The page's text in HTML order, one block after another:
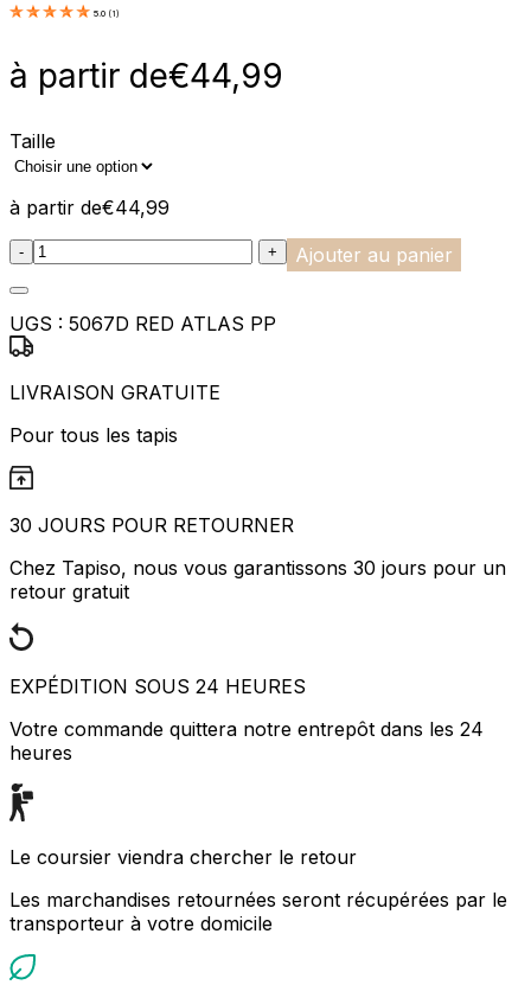
5.0 (1 )
à partir de€44,99
Taille
à partir de€44,99
:product_name quantity
- + Ajouter au panier
UGS : 5067D RED ATLAS PP
LIVRAISON GRATUITE
Pour tous les tapis
30 JOURS POUR RETOURNER
Chez Tapiso, nous vous garantissons 30 jours pour un
retour gratuit
EXPÉDITION SOUS 24 HEURES
Votre commande quittera notre entrepôt dans les 24
heures
Le coursier viendra chercher le retour
Les marchandises retournées seront récupérées par le
transporteur à votre domicile